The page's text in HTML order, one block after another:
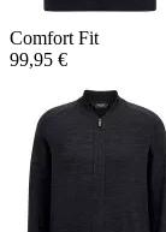
Comfort Fit
99,95 €